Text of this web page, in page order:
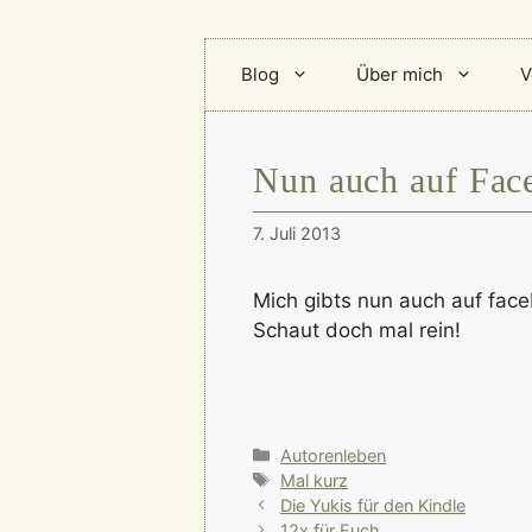
Blog Über mich
Nun auch auf
7. Juli 2013
Mich gibts nun auch auf
Schaut doch mal rein!
Kategorien
Autorenleben
Schlagwörter
Mal kurz
Die Yukis für den Kindle